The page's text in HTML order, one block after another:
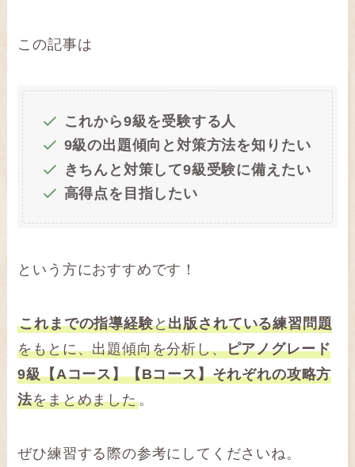
この記事は
これから9級を受験する人
9級の出題傾向と対策方法を知りたい
きちんと対策して9級受験に備えたい
高得点を目指したい
という方におすすめです！
これまでの指導経験と出版されている練習問題
をもとに、出題傾向を分析し、ピアノグレード
9級【Aコース】【Bコース】それぞれの攻略方
法をまとめました。
ぜひ練習する際の参考にしてくださいね。